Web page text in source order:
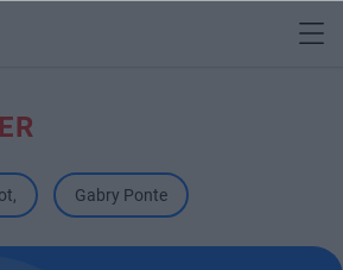
, Gabry Ponte